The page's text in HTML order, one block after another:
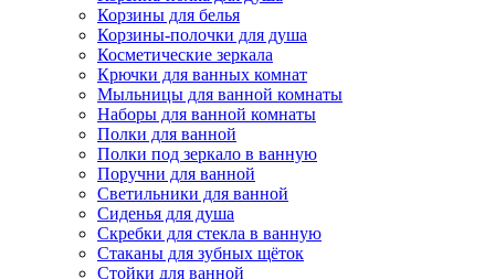
Корзины для белья
Корзины-полочки для душа
Косметические зеркала
Крючки для ванных комнат
Мыльницы для ванной комнаты
Наборы для ванной комнаты
Полки для ванной
Полки под зеркало в ванную
Поручни для ванной
Светильники для ванной
Сиденья для душа
Скребки для стекла в ванную
Стаканы для зубных щёток
Стойки для ванной